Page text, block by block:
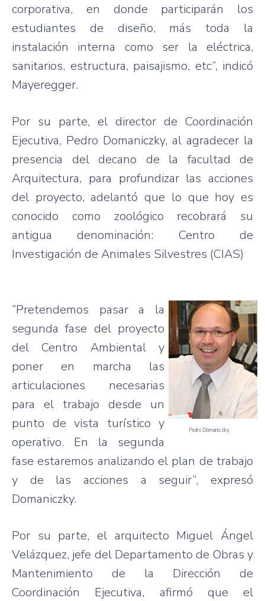
corporativa, en donde participarán los
estudiantes de diseño, más toda la
instalación interna como ser la eléctrica,
sanitarios, estructura, paisajismo, etc”, indicó
Mayeregger.
Por su parte, el director de Coordinación
Ejecutiva, Pedro Domaniczky, al agradecer la
presencia del decano de la facultad de
Arquitectura, para profundizar las acciones
del proyecto, adelantó que lo que hoy es
conocido como zoológico recobrará su
antigua denominación: Centro de
Investigación de Animales Silvestres (CIAS)
Pedro Domaniczky
“Pretendemos pasar a la
segunda fase del proyecto
del Centro Ambiental y
poner en marcha las
articulaciones necesarias
para el trabajo desde un
punto de vista turístico y
operativo. En la segunda
fase estaremos analizando el plan de trabajo
y de las acciones a seguir”, expresó
Domaniczky.
Por su parte, el arquitecto Miguel Ángel
Velázquez, jefe del Departamento de Obras y
Mantenimiento de la Dirección de
Coordinación Ejecutiva, afirmó que el